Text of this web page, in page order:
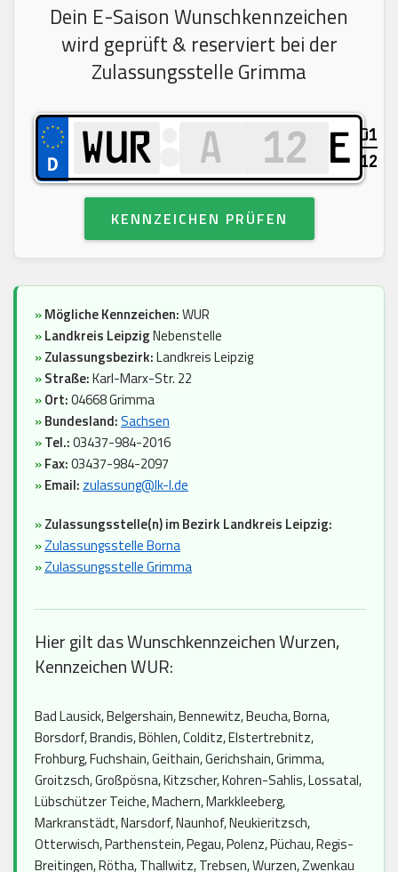
Dein E-Saison Wunschkennzeichen
wird geprüft & reserviert bei der
Zulassungsstelle Grimma
E
01
12
KENNZEICHEN PRÜFEN
»Mögliche Kennzeichen:WUR
»Landkreis LeipzigNebenstelle
»Zulassungsbezirk:Landkreis Leipzig
»Straße:Karl-Marx-Str. 22
»Ort:04668 Grimma
»Bundesland:Sachsen
»Tel.:03437-984-2016
»Fax:03437-984-2097
»Email: zulassung@lk-l.de
»Zulassungsstelle(n) im Bezirk Landkreis Leipzig:
»Zulassungsstelle Borna
»Zulassungsstelle Grimma
Hier gilt das Wunschkennzeichen Wurzen,
Kennzeichen WUR:
Bad Lausick, Belgershain, Bennewitz, Beucha, Borna,
Borsdorf, Brandis, Böhlen, Colditz, Elstertrebnitz,
Frohburg, Fuchshain, Geithain, Gerichshain, Grimma,
Groitzsch, Großpösna, Kitzscher, Kohren-Sahlis, Lossatal,
Lübschützer Teiche, Machern, Markkleeberg,
Markranstädt, Narsdorf, Naunhof, Neukieritzsch,
Otterwisch, Parthenstein, Pegau, Polenz, Püchau, Regis-
Breitingen, Rötha, Thallwitz, Trebsen, Wurzen, Zwenkau